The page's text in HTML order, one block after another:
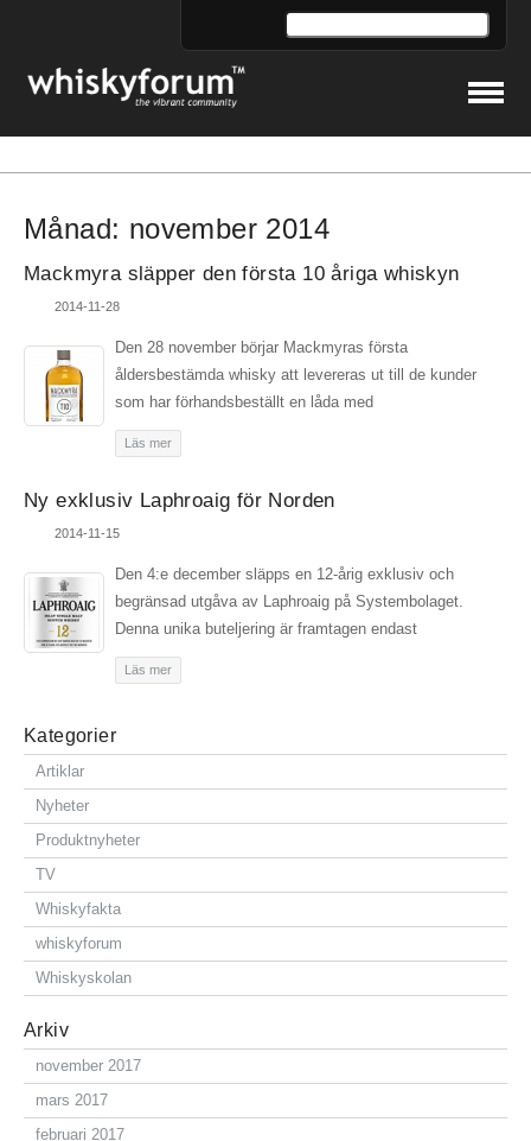
Månad: november 2014
Mackmyra släpper den första 10 åriga whiskyn
2014-11-28
Den 28 november börjar Mackmyras första
åldersbestämda whisky att levereras ut till de kunder
som har förhandsbeställt en låda med
Läs mer
Ny exklusiv Laphroaig för Norden
2014-11-15
Den 4:e december släpps en 12-årig exklusiv och
begränsad utgåva av Laphroaig på Systembolaget.
Denna unika buteljering är framtagen endast
Läs mer
Kategorier
Artiklar
Nyheter
Produktnyheter
TV
Whiskyfakta
whiskyforum
Whiskyskolan
Arkiv
november 2017
mars 2017
februari 2017